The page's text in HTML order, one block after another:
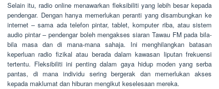
Selain itu, radio online menawarkan fleksibiliti yang lebih besar kepada
pendengar. Dengan hanya memerlukan peranti yang disambungkan ke
internet – sama ada telefon pintar, tablet, komputer riba, atau sistem
audio pintar – pendengar boleh mengakses siaran Tawau FM pada bila-
bila masa dan di mana-mana sahaja. Ini menghilangkan batasan
keperluan radio fizikal atau berada dalam kawasan liputan frekuensi
tertentu. Fleksibiliti ini penting dalam gaya hidup moden yang serba
pantas, di mana individu sering bergerak dan memerlukan akses
kepada maklumat dan hiburan mengikut keselesaan mereka.